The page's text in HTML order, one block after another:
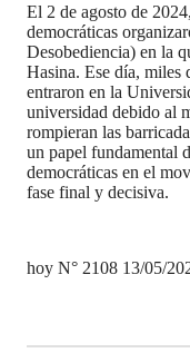
El 2 de agosto de
democráticas
Desobediencia) en la
Hasina. Ese día, miles
entraron en la
universidad debido al
rompieran las
un papel fundamental
democráticas en el
fase final y decisiva.
hoy N° 2108 13/05/